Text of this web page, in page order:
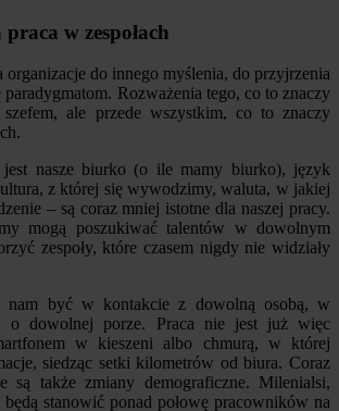
w zespołach
organizacje do innego myślenia, do przyjrzenia
paradygmatom. Rozważenia tego, co to znaczy
ale przede wszystkim, co to znaczy
nasze biurko (o ile mamy biurko), język
z której się wywodzimy, waluta, w jakiej
– są coraz mniej istotne dla naszej pracy.
mogą poszukiwać talentów w dowolnym
zespoły, które czasem nigdy nie widziały
nam być w kontakcie z dowolną osobą, w
o dowolnej porze. Praca nie jest już więc
w kieszeni albo chmurą, w której
siedząc setki kilometrów od biura. Coraz
są także zmiany demograficzne. Milenialsi,
stanowić ponad połowę pracowników na